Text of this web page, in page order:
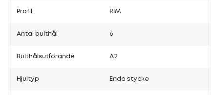
Profil RIM
Antal bulthål 6
Bulthålsutförande A2
Hjultyp Enda stycke